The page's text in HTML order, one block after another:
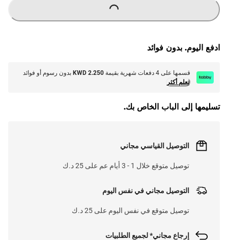
ادفع اليوم. بدون فوائد
قسمها على 4 دفعات شهرية بقيمة KWD 2.250 بدون رسوم أو فوائد
تعلم أكثر
تسليمها إلى الباب الخاص بك.
التوصيل القياسي مجاني
توصيل متوقع خلال 1 - 3 أيام عم على 25 د.ك
التوصيل مجاني في نفس اليوم
توصيل متوقع في نفس اليوم على 25 د.ك
إرجاع مجاني* لجميع الطلبيات